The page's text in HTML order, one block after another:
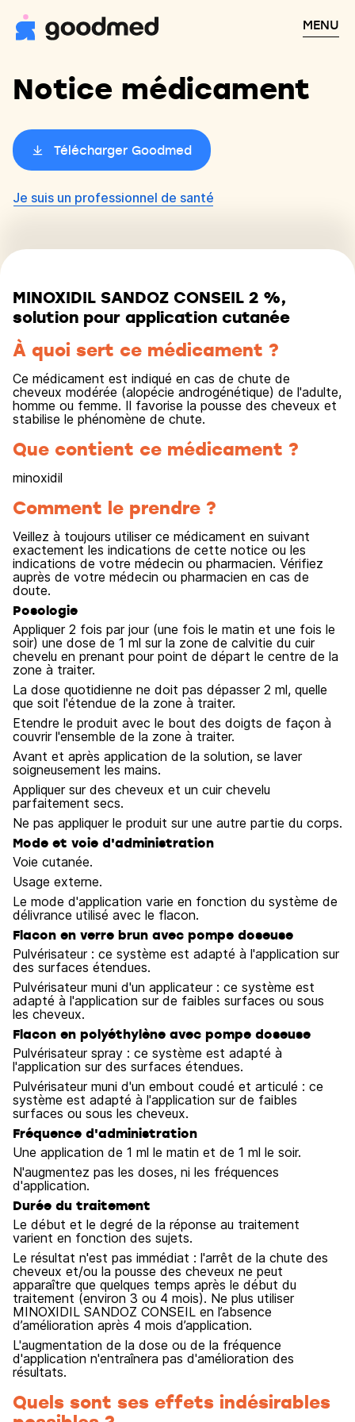
MENU
Notice médicament
Télécharger Goodmed
Je suis un professionnel de santé
MINOXIDIL SANDOZ CONSEIL 2 %,
solution pour application cutanée
À quoi sert ce médicament ?
Ce médicament est indiqué en cas de chute de
cheveux modérée (alopécie androgénétique) de l'adulte,
homme ou femme. Il favorise la pousse des cheveux et
stabilise le phénomène de chute.
Que contient ce médicament ?
minoxidil
Comment le prendre ?
Veillez à toujours utiliser ce médicament en suivant
exactement les indications de cette notice ou les
indications de votre médecin ou pharmacien. Vérifiez
auprès de votre médecin ou pharmacien en cas de
doute.
Posologie
Appliquer 2 fois par jour (une fois le matin et une fois le
soir) une dose de 1 ml sur la zone de calvitie du cuir
chevelu en prenant pour point de départ le centre de la
zone à traiter.
La dose quotidienne ne doit pas dépasser 2 ml, quelle
que soit l'étendue de la zone à traiter.
Etendre le produit avec le bout des doigts de façon à
couvrir l'ensemble de la zone à traiter.
Avant et après application de la solution, se laver
soigneusement les mains.
Appliquer sur des cheveux et un cuir chevelu
parfaitement secs.
Ne pas appliquer le produit sur une autre partie du corps.
Mode et voie d'administration
Voie cutanée.
Usage externe.
Le mode d'application varie en fonction du système de
délivrance utilisé avec le flacon.
Flacon en verre brun avec pompe doseuse
Pulvérisateur : ce système est adapté à l'application sur
des surfaces étendues.
Pulvérisateur muni d'un applicateur : ce système est
adapté à l'application sur de faibles surfaces ou sous
les cheveux.
Flacon en polyéthylène avec pompe doseuse
Pulvérisateur spray : ce système est adapté à
l'application sur des surfaces étendues.
Pulvérisateur muni d'un embout coudé et articulé : ce
système est adapté à l'application sur de faibles
surfaces ou sous les cheveux.
Fréquence d'administration
Une application de 1 ml le matin et de 1 ml le soir.
N'augmentez pas les doses, ni les fréquences
d'application.
Durée du traitement
Le début et le degré de la réponse au traitement
varient en fonction des sujets.
Le résultat n'est pas immédiat : l'arrêt de la chute des
cheveux et/ou la pousse des cheveux ne peut
apparaître que quelques temps après le début du
traitement (environ 3 ou 4 mois). Ne plus utiliser
MINOXIDIL SANDOZ CONSEIL en l’absence
d’amélioration après 4 mois d’application.
L'augmentation de la dose ou de la fréquence
d'application n'entraînera pas d'amélioration des
résultats.
Quels sont ses effets indésirables